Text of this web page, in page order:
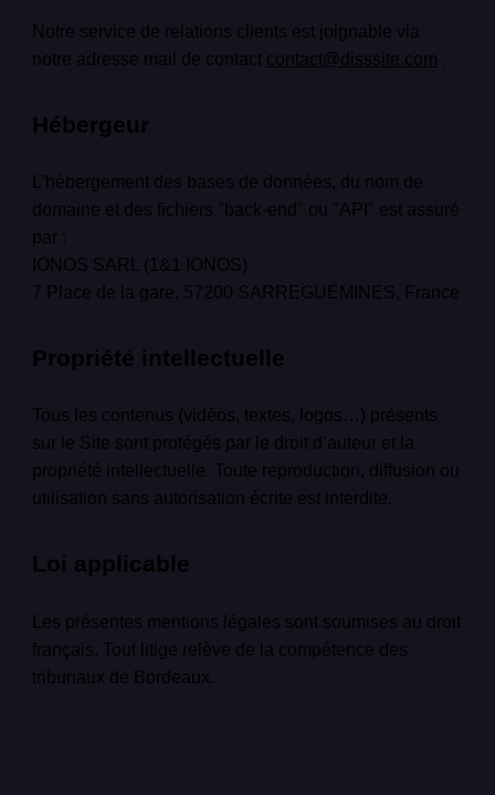
Notre service de relations clients est joignable via
notre adresse mail de contact contact@disssite.com .
Hébergeur
L'hébergement des bases de données, du nom de
domaine et des fichiers "back-end" ou "API" est assuré
par :
IONOS SARL (1&1 IONOS)
7 Place de la gare, 57200 SARREGUEMINES, France
Propriété intellectuelle
Tous les contenus (vidéos, textes, logos…) présents
sur le Site sont protégés par le droit d’auteur et la
propriété intellectuelle. Toute reproduction, diffusion ou
utilisation sans autorisation écrite est interdite.
Loi applicable
Les présentes mentions légales sont soumises au droit
français. Tout litige relève de la compétence des
tribunaux de Bordeaux.